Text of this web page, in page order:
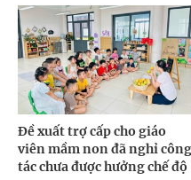
Đề xuất trợ cấp cho giáo
viên mầm non đã nghỉ công
tác chưa được hưởng chế độ